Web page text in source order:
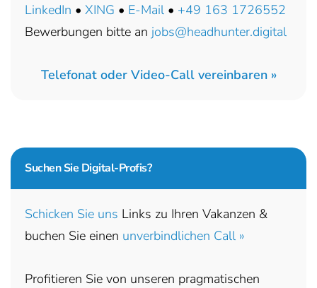
LinkedIn • XING • E-Mail • +49 163 1726552
Bewerbungen bitte an jobs@headhunter.digital
Telefonat oder Video-Call vereinbaren »
Suchen Sie Digital-Profis?
Schicken Sie uns Links zu Ihren Vakanzen &
buchen Sie einen unverbindlichen Call »
Profitieren Sie von unseren pragmatischen